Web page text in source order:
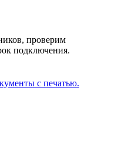
проверим
подключения.
с печатью.